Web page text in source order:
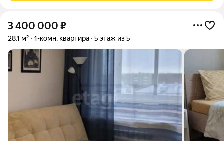
3 400 000 ₽
28,1 м² 1-комн. квартира 5 этаж из 5